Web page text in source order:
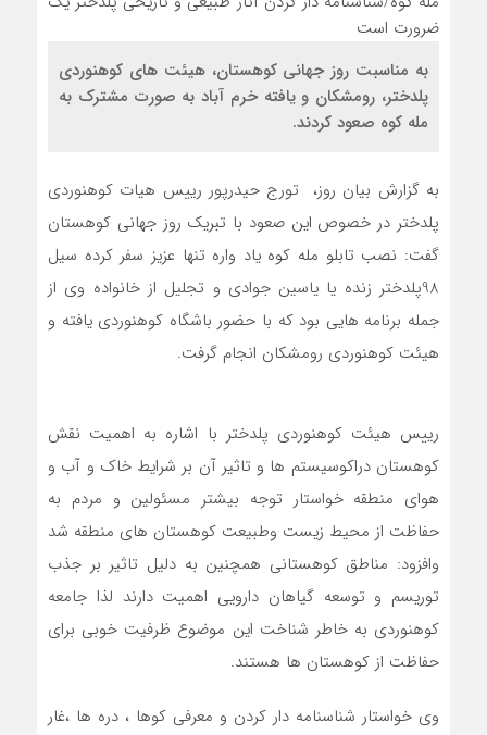
به مناسبت روز جهانی کوهستان، هیئت های کوهنوردی
پلدختر، رومشکان و یافته خرم آباد به صورت مشترک به
مله کوه صعود کردند.
به گزارش بیان روز، ‍ تورج حیدرپور رییس هیات کوهنوردی
پلدختر در خصوص این صعود با تبریک روز جهانی کوهستان
گفت: نصب تابلو مله کوه یاد واره تنها عزیز سفر کرده سیل
98پلدختر زنده یا یاسین جوادی و تجلیل از خانواده وی از
جمله برنامه هایی بود که با حضور باشگاه کوهنوردی یافته و
هیئت کوهنوردی رومشکان انجام گرفت.
رییس هیئت کوهنوردی پلدختر با اشاره به اهمیت نقش
کوهستان دراکوسیستم ها و تاثیر آن بر شرایط خاک و آب و
هوای منطقه خواستار توجه بیشتر مسئولین و مردم به
حفاظت از محیط زیست وطبیعت کوهستان های منطقه شد
وافزود: مناطق کوهستانی همچنین به دلیل تاثیر بر جذب
توریسم و توسعه گیاهان دارویی اهمیت دارند لذا جامعه
کوهنوردی به خاطر شناخت این موضوع ظرفیت خوبی برای
حفاظت از کوهستان ها هستند‌.
وی خواستار شناسنامه دار کردن و معرفی کوها ، دره ها ،غار